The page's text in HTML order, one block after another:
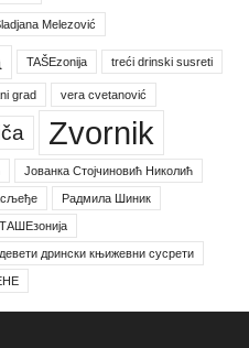
Melezović
TAŠEzonija treći drinski susreti
grad vera cvetanović
Zvornik
Јованка Стојчиновић Николић
Радмила Шиник
ТАШЕзонија
девети дрински књижевни сусрети